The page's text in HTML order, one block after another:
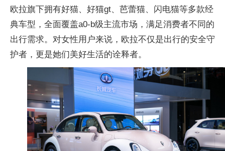
欧拉旗下拥有好猫、好猫gt、芭蕾猫、闪电猫等多款经
典车型，全面覆盖a0-b级主流市场，满足消费者不同的
出行需求。对女性用户来说，欧拉不仅是出行的安全守
护者，更是她们美好生活的诠释者。